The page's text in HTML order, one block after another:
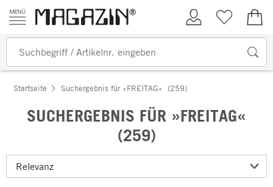
Zum Inhalt springen
Kundenkonto
Merkliste
Startseite Suchergebnis für »FREITAG« (259)
SUCHERGEBNIS FÜR »FREITAG«
(259)